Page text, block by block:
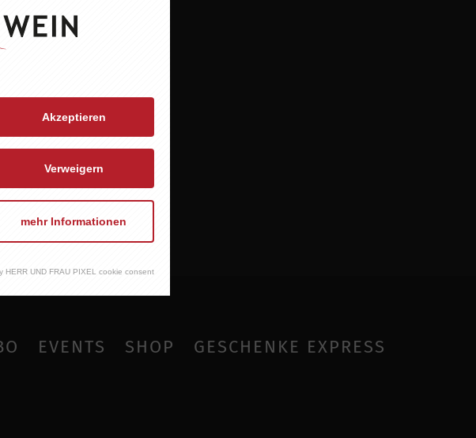
EVENTS SHOP GESCHENKE EXPRESS
Akzeptieren
Verweigern
mehr Informationen
HERR UND FRAU PIXEL cookie consent